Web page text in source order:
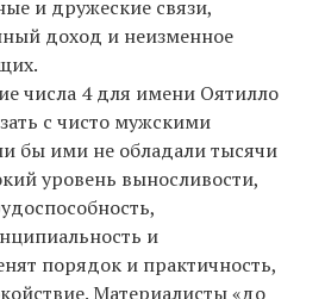
и дружеские связи,
доход и неизменное
числа 4 для имени Оятилло
с чисто мужскими
бы ими не обладали тысячи
уровень выносливости,
и
порядок и практичность,
Материалисты «до